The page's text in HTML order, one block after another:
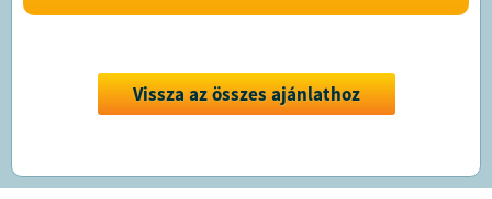
Vissza az összes ajánlathoz